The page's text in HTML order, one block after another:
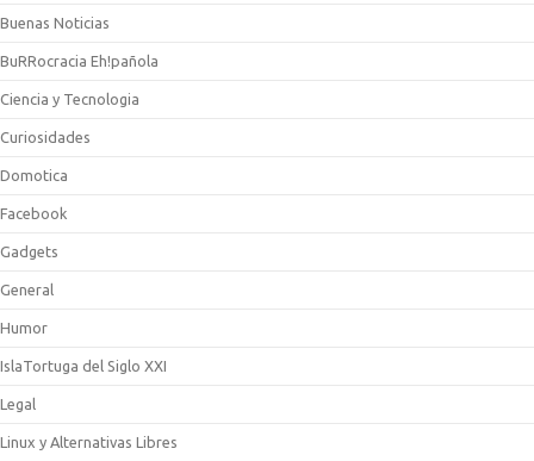
Buenas Noticias
BuRRocracia Eh!pañola
Ciencia y Tecnologia
Curiosidades
Domotica
Facebook
Gadgets
General
Humor
IslaTortuga del Siglo XXI
Legal
Linux y Alternativas Libres